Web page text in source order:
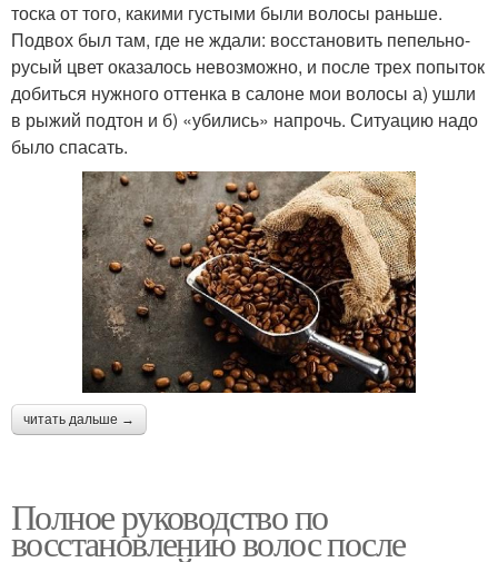
тоска от того, какими густыми были волосы раньше.
Подвох был там, где не ждали: восстановить пепельно-
русый цвет оказалось невозможно, и после трех попыток
добиться нужного оттенка в салоне мои волосы а) ушли
в рыжий подтон и б) «убились» напрочь. Ситуацию надо
было спасать.
читать дальше →
Полное руководство по
восстановлению волос после